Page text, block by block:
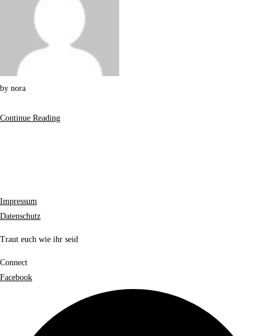
by nora
Continue Reading
Impressum
Datenschutz
Traut euch wie ihr seid
Connect
Facebook